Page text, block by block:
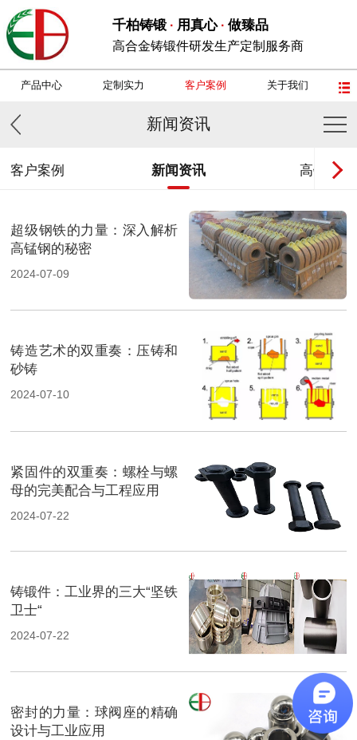
千柏铸锻· 用真心· 做臻品
高合金铸锻件研发生产定制服务商
产品中心 定制实力 客户案例 关于我们
新闻资讯
客户案例 新闻资讯 高锰钢
超级钢铁的力量：深入解析
高锰钢的秘密
2024-07-09
铸造艺术的双重奏：压铸和
砂铸
2024-07-10
紧固件的双重奏：螺栓与螺
母的完美配合与工程应用
2024-07-22
铸锻件：工业界的三大“坚铁
卫士“
2024-07-22
密封的力量：球阀座的精确
设计与工业应用